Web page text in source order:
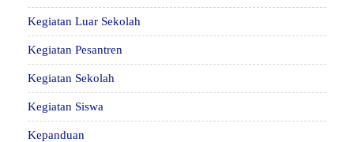
Kegiatan Luar Sekolah
Kegiatan Pesantren
Kegiatan Sekolah
Kegiatan Siswa
Kepanduan